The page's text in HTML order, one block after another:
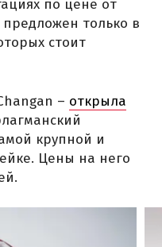
по цене от
только в
стоит
– открыла
крупной и
Цены на него